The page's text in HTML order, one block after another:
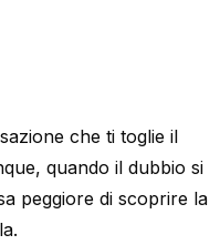
che ti toglie il
quando il dubbio si
peggiore di scoprire la